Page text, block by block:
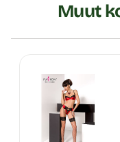
Muut